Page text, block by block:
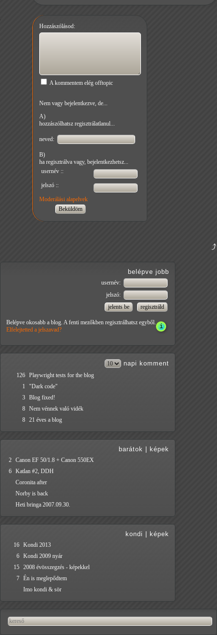
Hozzászólásod:
A kommentem elég offtopic
Nem vagy bejelentkezve, de...
A)
hozzászólhatsz regisztrálatlanul...
neved:
B)
ha regisztrálva vagy, bejelentkezhetsz...
usernév ::
jelszó ::
Moderálási alapelvek
belépve jobb
usernév:
jelszó:
Belépve okosabb a blog. A fenti mezőkben regisztrálhatsz egyből.
Elfelejtetted a jelszavad?
napi komment
126 Playwright tests for the blog
1
"Dark code"
3 Blog fixed!
8 Nem vénnek való vidék
8 21 éves a blog
barátok képek
2 Canon EF 50/1.8 + Canon 550EX
6 Katlan #2, DDH
Coronita after
Norby is back
Heti bringa 2007.09.30.
kondi képek
16 Kondi 2013
6 Kondi 2009 nyár
15 2008 évösszegzés - képekkel
7 Én is meglepődtem
Imo kondi & sör